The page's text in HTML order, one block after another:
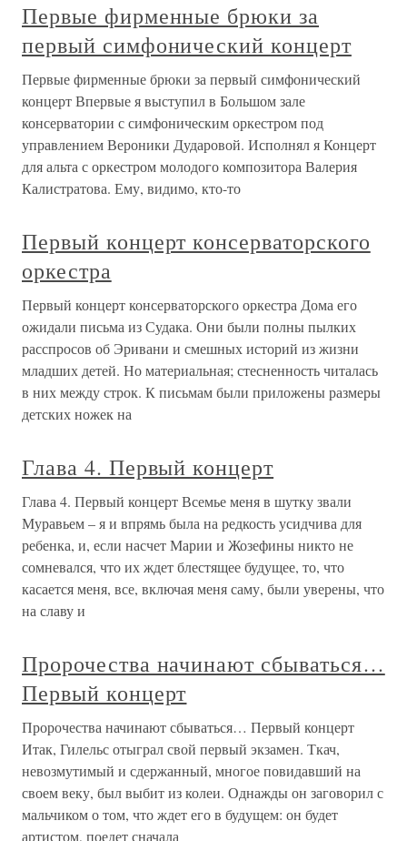
Первые фирменные брюки за
первый симфонический концерт
Первые фирменные брюки за первый симфонический
концерт Впервые я выступил в Большом зале
консерватории с симфоническим оркестром под
управлением Вероники Дударовой. Исполнял я Концерт
для альта с оркестром молодого композитора Валерия
Калистратова. Ему, видимо, кто-то
Первый концерт консерваторского
оркестра
Первый концерт консерваторского оркестра Дома его
ожидали письма из Судака. Они были полны пылких
расспросов об Эривани и смешных историй из жизни
младших детей. Но материальная; стесненность читалась
в них между строк. К письмам были приложены размеры
детских ножек на
Глава 4. Первый концерт
Глава 4. Первый концерт Всемье меня в шутку звали
Муравьем – я и впрямь была на редкость усидчива для
ребенка, и, если насчет Марии и Жозефины никто не
сомневался, что их ждет блестящее будущее, то, что
касается меня, все, включая меня саму, были уверены, что
на славу и
Пророчества начинают сбываться…
Первый концерт
Пророчества начинают сбываться… Первый концерт
Итак, Гилельс отыграл свой первый экзамен. Ткач,
невозмутимый и сдержанный, многое повидавший на
своем веку, был выбит из колеи. Однажды он заговорил с
мальчиком о том, что ждет его в будущем: он будет
артистом, поедет сначала